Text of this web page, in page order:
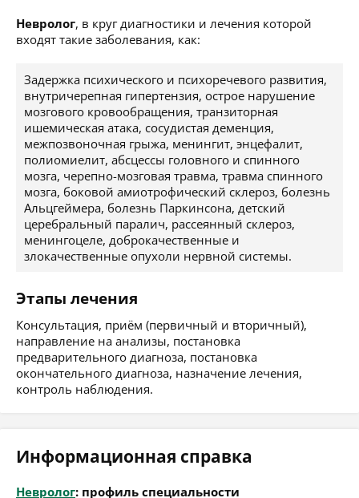
Невролог, в круг диагностики и лечения которой
входят такие заболевания, как:
Задержка психического и психоречевого развития,
внутричерепная гипертензия, острое нарушение
мозгового кровообращения, транзиторная
ишемическая атака, сосудистая деменция,
межпозвоночная грыжа, менингит, энцефалит,
полиомиелит, абсцессы головного и спинного
мозга, черепно-мозговая травма, травма спинного
мозга, боковой амиотрофический склероз, болезнь
Альцгеймера, болезнь Паркинсона, детский
церебральный паралич, рассеянный склероз,
менингоцеле, доброкачественные и
злокачественные опухоли нервной системы.
Этапы лечения
Консультация, приём (первичный и вторичный),
направление на анализы, постановка
предварительного диагноза, постановка
окончательного диагноза, назначение лечения,
контроль наблюдения.
Информационная справка
Невролог: профиль специальности